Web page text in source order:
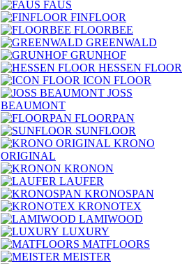
FAUS
FINFLOOR
FLOORBEE
GREENWALD
GRUNHOF
HESSEN FLOOR
ICON FLOOR
JOSS
BEAUMONT
FLOORPAN
SUNFLOOR
KRONO
ORIGINAL
KRONON
LAUFER
KRONOSPAN
KRONOTEX
LAMIWOOD
LUXURY
MATFLOORS
MEISTER